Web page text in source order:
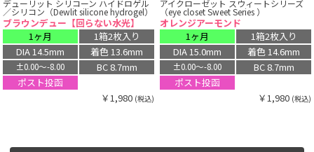
デューリット シリコーン ハイドロゲル
／シリコン（Dewlit silicone hydrogel）
ブラウンデュー【回らない水光】
1ヶ月
1箱2枚入り
DIA 14.5mm
着色 13.6mm
±0.00〜-8.00
BC 8.7mm
ポスト投函
￥1,980 (税込)
アイクローゼット スウィートシリーズ
（eye closet Sweet Series ）
オレンジアーモンド
1ヶ月
1箱2枚入り
DIA 15.0mm
着色 14.6mm
±0.00〜-8.00
BC 8.7mm
ポスト投函
￥1,980 (税込)